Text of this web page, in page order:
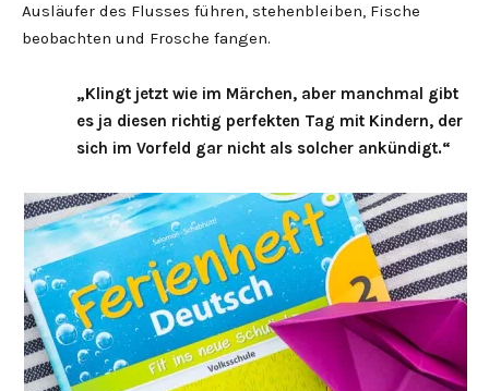
Ausläufer des Flusses führen, stehenbleiben, Fische
beobachten und Frosche fangen.
„Klingt jetzt wie im Märchen, aber manchmal gibt
es ja diesen richtig perfekten Tag mit Kindern, der
sich im Vorfeld gar nicht als solcher ankündigt.“